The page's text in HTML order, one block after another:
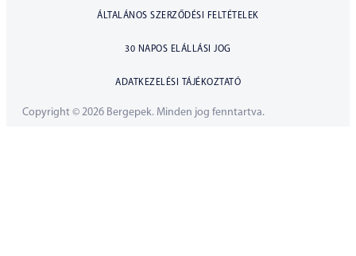
ÁLTALÁNOS SZERZŐDÉSI FELTÉTELEK
30 NAPOS ELÁLLÁSI JOG
ADATKEZELÉSI TÁJÉKOZTATÓ
Copyright © 2026 Bergepek. Minden jog fenntartva.